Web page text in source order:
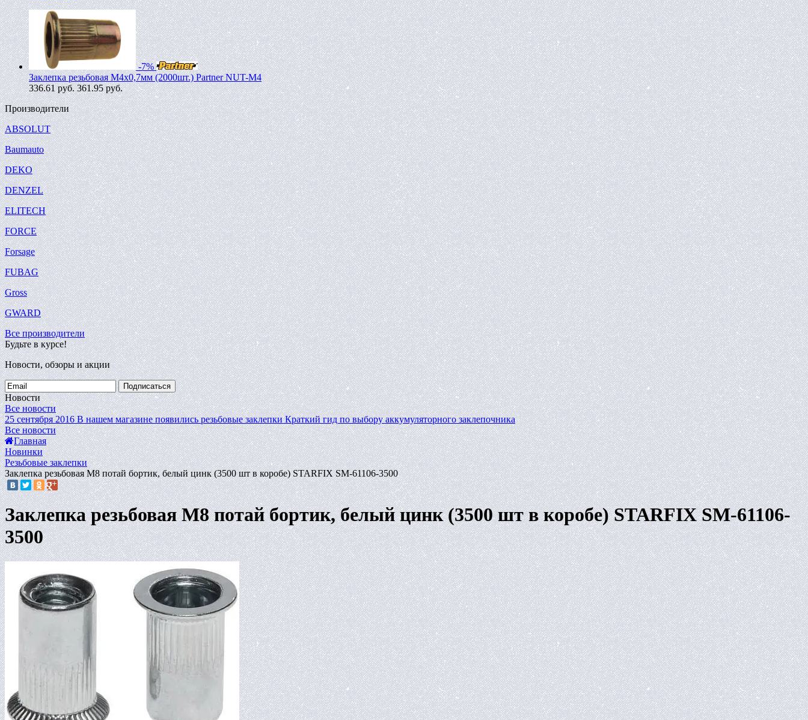
-7%
Заклепка резьбовая M4х0,7мм (2000шт.) Partner NUT-M4
336.61руб. 361.95 руб.
Производители
ABSOLUT
Baumauto
DEKO
DENZEL
ELITECH
FORCE
Forsage
FUBAG
Gross
GWARD
Все производители
Будьте в курсе!
Новости, обзоры и акции
Подписаться
Новости
Все новости
25 сентября 2016 В нашем магазине появились резьбовые заклепки Краткий гид по выбору аккумуляторного заклепочника
Все новости
Главная
Новинки
Резьбовые заклепки
Заклепка резьбовая М8 потай бортик, белый цинк (3500 шт в коробе) STARFIX SM-61106-3500
Заклепка резьбовая М8 потай бортик, белый цинк (3500 шт в коробе) STARFIX SM-61106-
3500